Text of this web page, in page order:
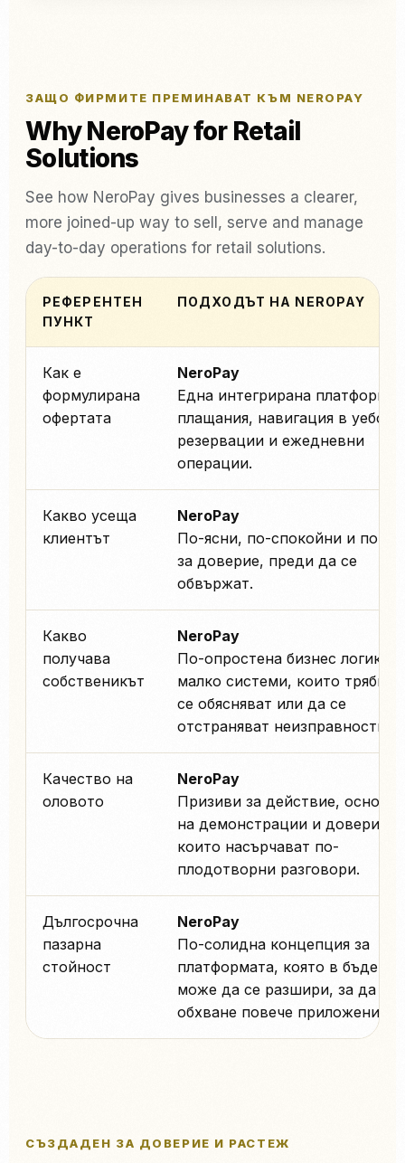
ЗАЩО ФИРМИТЕ ПРЕМИНАВАТ КЪМ NEROPAY
Why NeroPay for Retail
Solutions
See how NeroPay gives businesses a clearer,
more joined-up way to sell, serve and manage
day-to-day operations for retail solutions.
РЕФЕРЕНТЕН
ПУНКТ
ПОДХОДЪТ НА NEROPAY
Как е
формулирана
офертата
NeroPay
Една интегрирана платформа
плащания, навигация в
резервации и ежедневни
операции.
Какво усеща
клиентът
NeroPay
По-ясни, по-спокойни и по-
за доверие, преди да се
обвържат.
Какво
получава
собственикът
NeroPay
По-опростена бизнес логика
малко системи, които трябва
се обясняват или да се
отстраняват неизправности.
Качество на
оловото
NeroPay
Призиви за действие,
на демонстрации и доверие,
които насърчават по-
плодотворни разговори.
Дългосрочна
пазарна
стойност
NeroPay
По-солидна концепция за
платформата, която в бъдеще
може да се разшири, за да
обхване повече приложения.
СЪЗДАДЕН ЗА ДОВЕРИЕ И РАСТЕЖ